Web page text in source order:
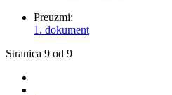
Preuzmi:
1. dokument
Stranica 9 od 9